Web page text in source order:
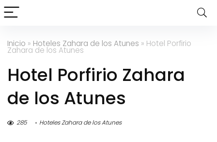
Inicio » Hoteles Zahara de los Atunes » Hotel Porfirio
Zahara de los Atunes
Hotel Porfirio Zahara
de los Atunes
285 Hoteles Zahara de los Atunes